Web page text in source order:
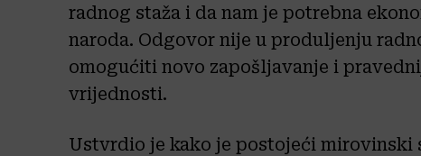
radnog staža i da nam je potrebna
naroda. Odgovor nije u produljenju
omogućiti novo zapošljavanje i
vrijednosti.
Ustvrdio je kako je postojeći